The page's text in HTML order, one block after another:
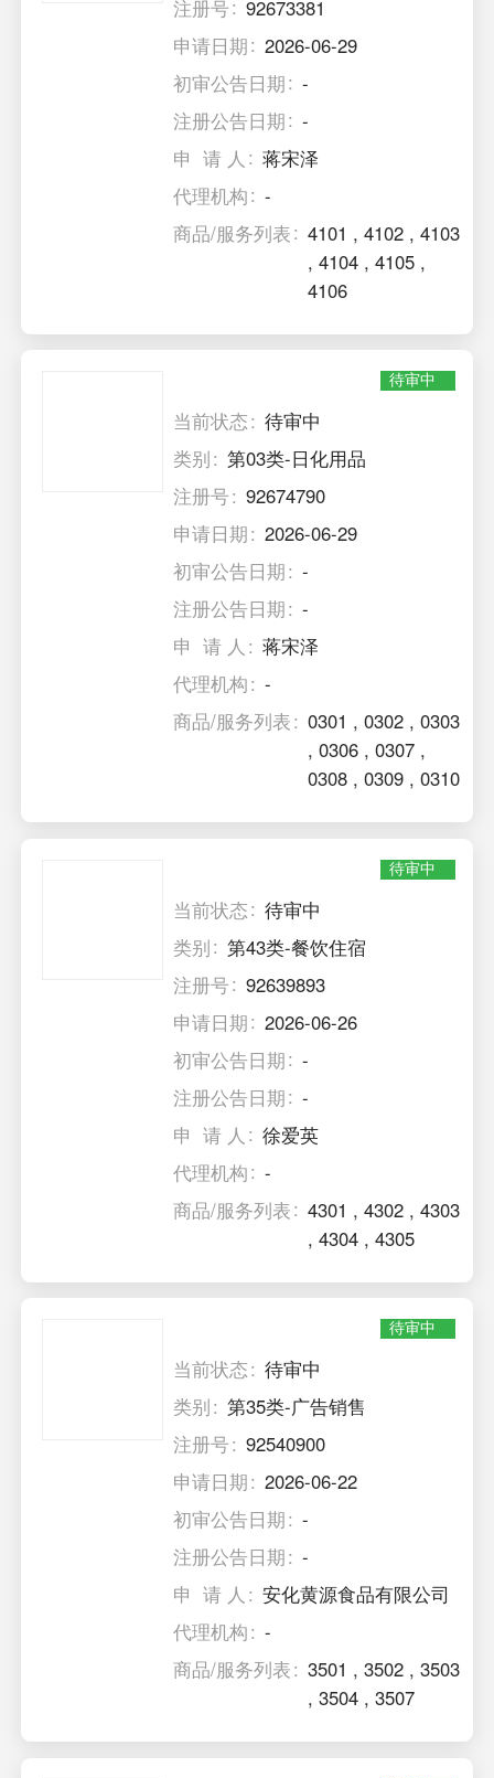
注册号
92673381
申请日期
2026-06-29
初审公告日期
-
注册公告日期
-
申 请 人
蒋宋泽
代理机构
-
商品/服务列表
4101 ,4102 ,4103
,4104 ,4105 ,
4106
待审中
当前状态
待审中
类别
第03类-日化用品
注册号
92674790
申请日期
2026-06-29
初审公告日期
-
注册公告日期
-
申 请 人
蒋宋泽
代理机构
-
商品/服务列表
0301 ,0302 ,0303
,0306 ,0307 ,
0308 ,0309 ,0310
待审中
当前状态
待审中
类别
第43类-餐饮住宿
注册号
92639893
申请日期
2026-06-26
初审公告日期
-
注册公告日期
-
申 请 人
徐爱英
代理机构
-
商品/服务列表
4301 ,4302 ,4303
,4304 ,4305
待审中
当前状态
待审中
类别
第35类-广告销售
注册号
92540900
申请日期
2026-06-22
初审公告日期
-
注册公告日期
-
申 请 人
安化黄源食品有限公司
代理机构
-
商品/服务列表
3501 ,3502 ,3503
,3504 ,3507